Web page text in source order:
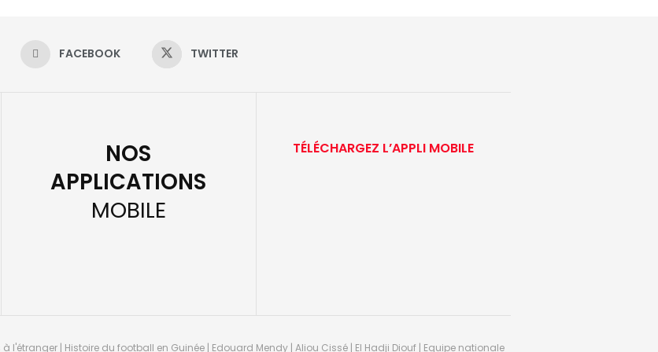
FACEBOOK TWITTER
NOS
APPLICATIONS
MOBILE
TÉLÉCHARGEZ L’APPLI MOBILE
l'étranger | Histoire du football en Guinée | Edouard Mendy | Aliou Cissé | El Hadji Diouf | Equipe nationale